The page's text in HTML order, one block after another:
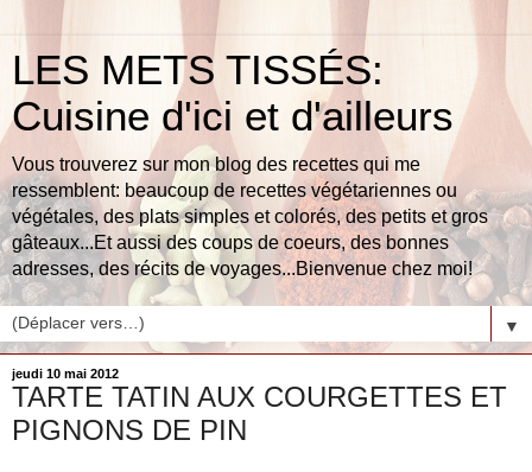
LES METS TISSÉS:
Cuisine d'ici et d'ailleurs
Vous trouverez sur mon blog des recettes qui me
ressemblent: beaucoup de recettes végétariennes ou
végétales, des plats simples et colorés, des petits et gros
gâteaux...Et aussi des coups de coeurs, des bonnes
adresses, des récits de voyages...Bienvenue chez moi!
▼
jeudi 10 mai 2012
TARTE TATIN AUX COURGETTES ET
PIGNONS DE PIN